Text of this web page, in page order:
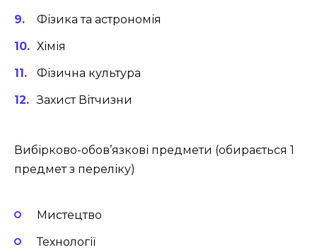
Фізика та астрономія
Хімія
Фізична культура
Захист Вітчизни
Вибірково-обов’язкові предмети (обирається 1
предмет з переліку)
Мистецтво
Технології